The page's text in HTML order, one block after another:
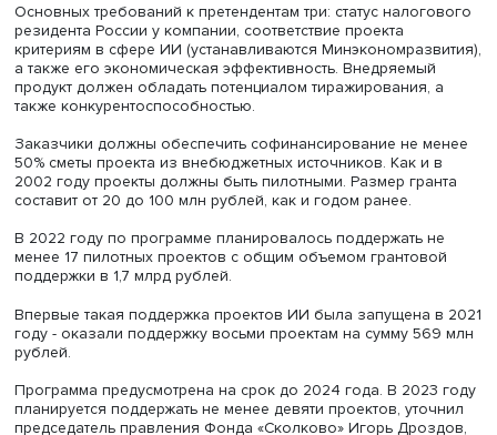
сообщилисообщили ТАССв пресс-службе фонда. В
году на это планировались потратить 1,7 млрд рублей, а
размеры грантов были идентичны.
Основных требований к претендентам три: статус
резидента России у компании, соответствие проекта
критериям в сфере ИИ (устанавливаются
а также его экономическая эффективность.
продукт должен обладать потенциалом
также конкурентоспособностью.
Заказчики должны обеспечить софинансирование не
50% сметы проекта из внебюджетных источников. Как
составит от 20 до 100 млн рублей, как и годом ранее.
В 2022 году по программе планировалось поддержать
менее 17 пилотных проектов с общим объемом
поддержки в 1,7 млрд рублей.